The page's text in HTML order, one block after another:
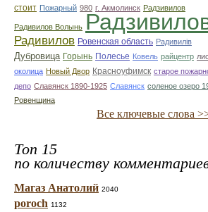
стоит Пожарный 980 г. Акмолинск Радзивилов
Радивилов Волынь
Радивилов Ровенская область Радивилiв
Дубровица Горынь Полесье Ковель райцентр
околица Новый Двор Красноуфимск старое
депо Славянск 1890-1925 Славянск соленое озеро
Ровенщина
Все ключевые слова
Топ 15
по количеству
Магаз Анатолий 2040
poroch 1132